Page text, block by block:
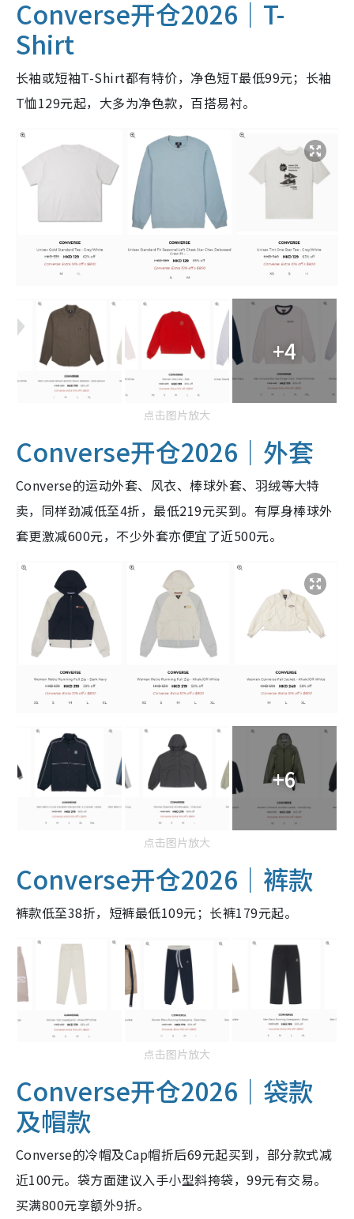
Converse开仓2026｜T-
Shirt
长袖或短袖T-Shirt都有特价，净色短T最低99元；长袖
T恤129元起，大多为净色款，百搭易衬。
+4
点击图片放大
Converse开仓2026｜外套
Converse的运动外套、风衣、棒球外套、羽绒等大特
卖，同样劲减低至4折，最低219元买到。有厚身棒球外
套更激减600元，不少外套亦便宜了近500元。
+6
点击图片放大
Converse开仓2026｜裤款
裤款低至38折，短裤最低109元；长裤179元起。
点击图片放大
Converse开仓2026｜袋款
及帽款
Converse的冷帽及Cap帽折后69元起买到，部分款式减
近100元。袋方面建议入手小型斜挎袋，99元有交易。
买满800元享额外9折。